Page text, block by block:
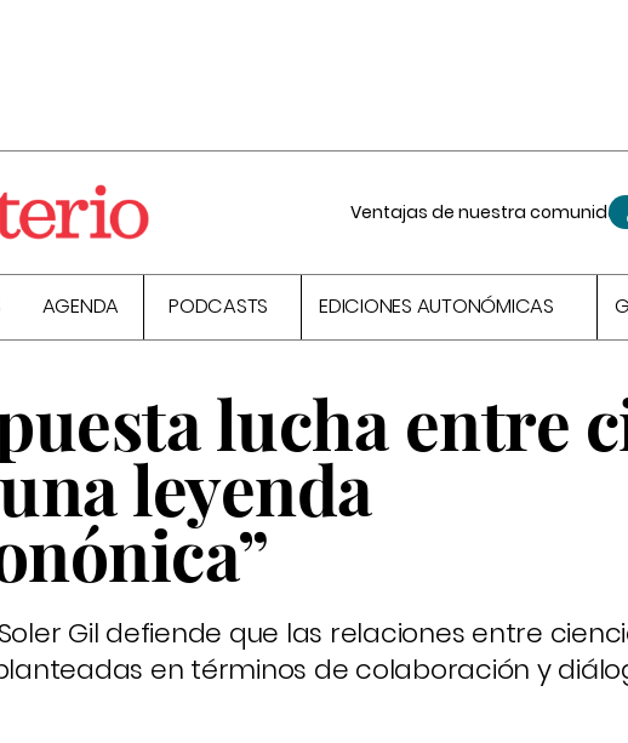
Ventajas de nuestra
AGENDA PODCASTS EDICIONES AUTONÓMICAS
lucha entre
leyenda
Gil defiende que las relaciones entre
en términos de colaboración y